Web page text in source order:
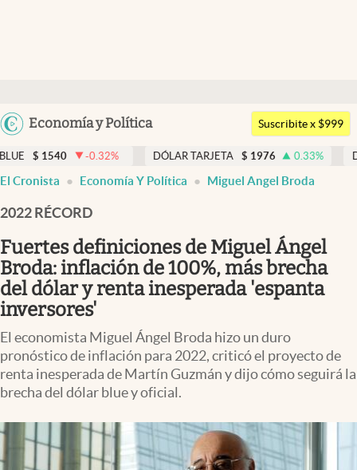
Argentina
Uruguay
Economía y Política
Members
Economía y Política
Finanzas y Mercados
Mercados Online
Negocios
Columnistas
Otras secciones
Apertura
Infotechnology
Clase
Clima
Mundial 2026
Suscribite x $999
-0.32 % DÓLAR TARJETA $ 1976 0.33% DÓLAR MEP
El Cronista Economía Y Política Miguel Angel Broda
2022 RÉCORD
Fuertes definiciones de Miguel Ángel
Broda: inflación de 100%, más brecha
del dólar y renta inesperada 'espanta
inversores'
El economista Miguel Ángel Broda hizo un duro
pronóstico de inflación para 2022, criticó el proyecto de
renta inesperada de Martín Guzmán y dijo cómo seguirá la
brecha del dólar blue y oficial.